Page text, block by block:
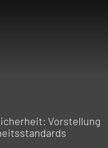
Vorstellung